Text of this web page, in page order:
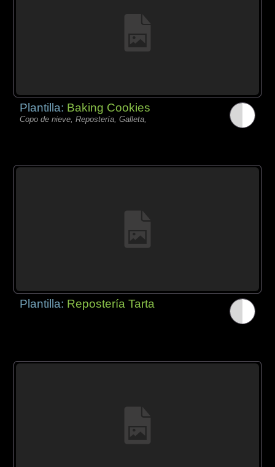
Plantilla: Baking Cookies
Copo de nieve, Repostería, Galleta,
Plantilla: Repostería Tarta